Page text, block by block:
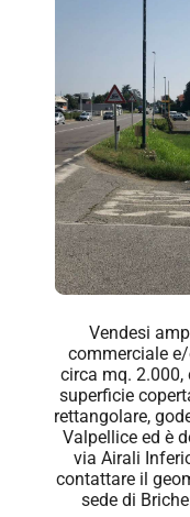
Vendesi
commerciale
circa mq.
superficie
rettangolare,
Valpellice ed è
via Airali
contattare il
sede di